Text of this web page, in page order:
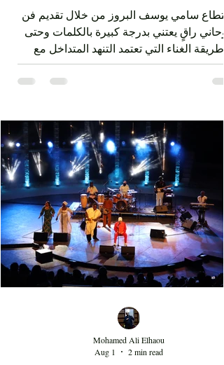
سامي يوسف البروز من خلال تقديم فن
راقٍ يعتني بدرجة كبيرة بالكلمات وحتى
طريقة الغناء التي تعتمد التنهد المتداخل مع
ضربات الدف. الفن الصوفي الذي قدمه سامي
يوسف ليس متقوقعاً على الهوية الشرقية بل
نذكر على سبيل المثال مغنياً من إسبانيا 'إسرا
وعازفاً من الصين وعازفي قيثار من فرنسا.
من خلال النغمات التي تأخذ بعداً وتوزيعاً
في بعض ردهات العرض وقد أبدع في هذه
النغما
Mohamed Ali Elhaou
Aug 1
2 min read